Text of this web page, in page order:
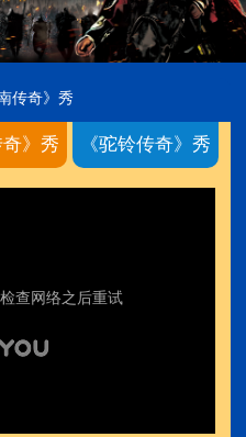
传奇》秀
奇》秀 《驼铃传奇》秀